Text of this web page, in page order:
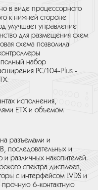
в виде процессорного
к нижней стороне
улучшает управление
для размещения схем
схема позволила
полный набор
PC/104-Plus -
исполнения,
ETX и объемом
разъемами и
последовательных и
и различных накопителей.
спектра дисплеев,
с интерфейсом LVDS и
прочную 6-контактную